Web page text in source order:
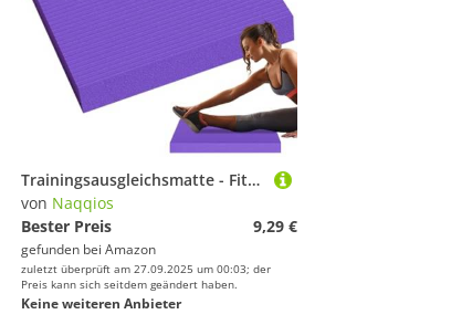
Trainingsausgleichsmatte - Fitnessstudio -Übungsmatte, Nicht -Schlupfbalance -Training Knie -Matten | Leichte Planken-Trainingsbalances Matts Für Bretter, Yoga-Posen, Ausfallschritte, Kniebeugen, Sit-
von Naqqios
Bester Preis
9,29 €
gefunden bei Amazon
zuletzt überprüft am 27.09.2025 um 00:03; der
Preis kann sich seitdem geändert haben.
Keine weiteren Anbieter